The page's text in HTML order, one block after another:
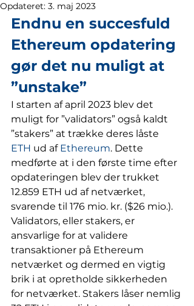
Opdateret: 3. maj 2023
Endnu en succesfuld
Ethereum opdatering
gør det nu muligt at
”unstake”
I starten af april 2023 blev det
muligt for ”validators” også kaldt
”stakers” at trække deres låste
ETH ud af Ethereum. Dette
medførte at i den første time efter
opdateringen blev der trukket
12.859 ETH ud af netværket,
svarende til 176 mio. kr. ($26 mio.).
Validators, eller stakers, er
ansvarlige for at validere
transaktioner på Ethereum
netværket og dermed en vigtig
brik i at opretholde sikkerheden
for netværket. Stakers låser nemlig